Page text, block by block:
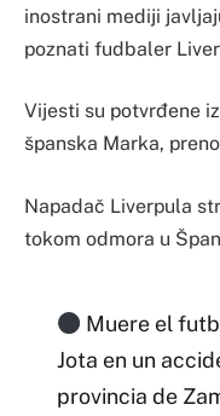
inostrani mediji
poznati fudbaler
Vijesti su potvrđene
španska Marka,
Napadač Liverpula
tokom odmora u
Muere el
Jota en un
provincia de